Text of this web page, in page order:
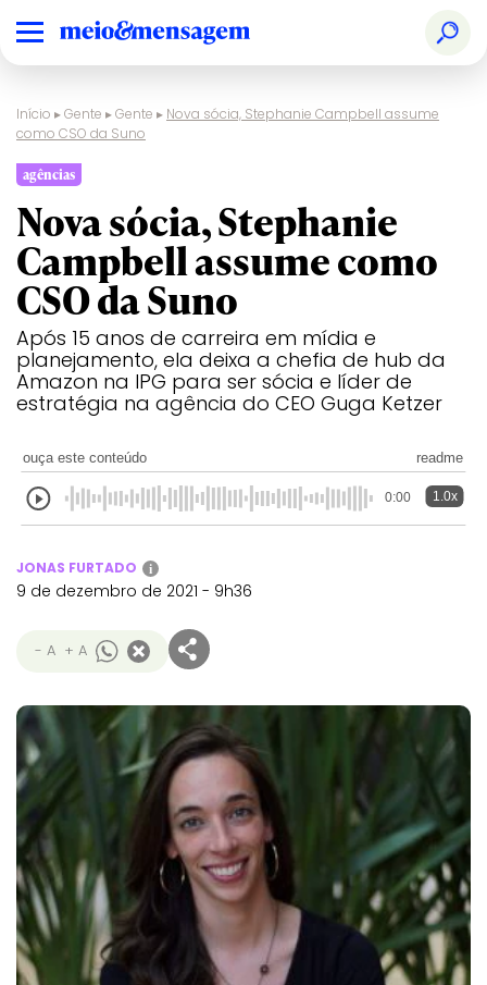
Início ▸Gente ▸Gente ▸ Nova sócia, Stephanie Campbell assume
como CSO da Suno
agências
Nova sócia, Stephanie
Campbell assume como
CSO da Suno
Após 15 anos de carreira em mídia e
planejamento, ela deixa a chefia de hub da
Amazon na IPG para ser sócia e líder de
estratégia na agência do CEO Guga Ketzer
ouça este conteúdo readme
0:00 1.0x
JONAS FURTADO i
9 de dezembro de 2021 - 9h36
- A + A